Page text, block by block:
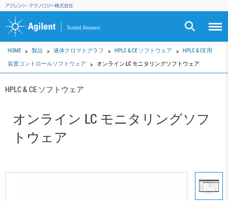
HOME 製品 液体クロマトグラフ HPLC & CE ソフトウェア
HPLC & CE 用
装置コントロールソフトウェア
オンライン LC モニタリングソフトウェア
HPLC & CE ソフトウェア
オンライン LC モニタリングソフ
トウェア